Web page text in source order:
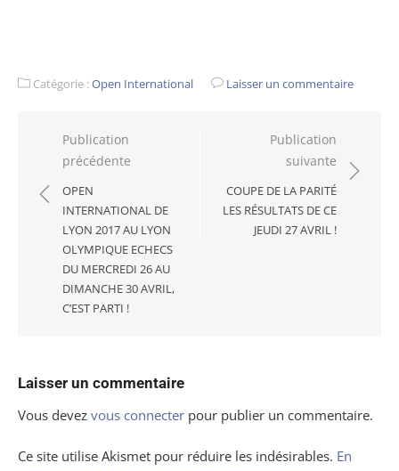
Catégorie :Open International Laisser un commentaire
Navigation
l’article
Publication
précédente
OPEN
INTERNATIONAL DE
LYON 2017 AU LYON
OLYMPIQUE ECHECS
DU MERCREDI 26 AU
DIMANCHE 30 AVRIL,
C’EST PARTI !
Publication
suivante
COUPE DE LA PARITÉ
LES RÉSULTATS DE CE
JEUDI 27 AVRIL !
Laisser un commentaire
Vous devez vous connecter pour publier un commentaire.
Ce site utilise Akismet pour réduire les indésirables. En